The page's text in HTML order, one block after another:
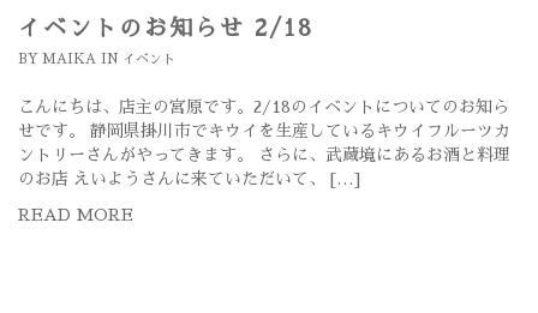
イベントのお知らせ 2/18
BY MAIKA IN イベント
こんにちは、店主の宮原です。2/18のイベントについてのお知ら
せです。 静岡県掛川市でキウイを生産しているキウイフルーツカ
ントリーさんがやってきます。 さらに、武蔵境にあるお酒と料理
のお店 えいようさんに来ていただいて、 […]
READ MORE